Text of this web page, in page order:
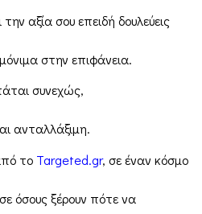
την αξία σου επειδή δουλεύεις
στην επιφάνεια.
συνεχώς,
ανταλλάξιμη.
το Targeted.gr, σε έναν κόσμο
όσους ξέρουν πότε να